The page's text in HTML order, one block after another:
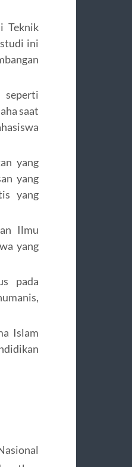
Teknik
ini
saat
yang
yang
yang
Ilmu
yang
pada
Islam